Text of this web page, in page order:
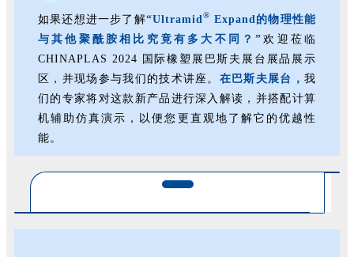
如果还想进一步了解“Ultramid® Expand的物理性能
与其他聚酰胺相比究竟有多大不同？” 欢迎莅临
CHINAPLAS 2024 国际橡塑展巴斯夫展台展品展示
区，并现场参与我们的技术讲座。 在巴斯夫展台，我
们的专家将对这款新产品进行深入解读，并搭配计算
机辅助仿真演示，以便您更直观地了解它的优越性
能。